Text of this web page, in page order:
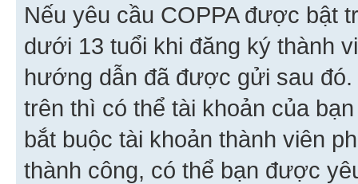
Nếu yêu cầu COPPA được bật
dưới 13 tuổi khi đăng ký thành
hướng dẫn đã được gửi sau
trên thì có thể tài khoản của
bắt buộc tài khoản thành viên
thành công, có thể bạn được